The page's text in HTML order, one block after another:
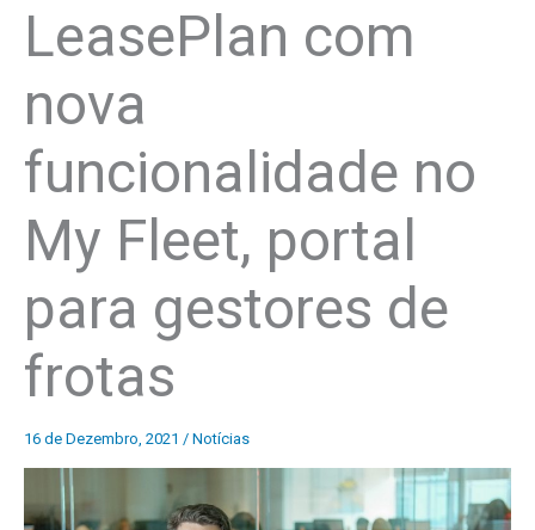
LeasePlan com
nova
funcionalidade no
My Fleet, portal
para gestores de
frotas
16 de Dezembro, 2021 / Notícias